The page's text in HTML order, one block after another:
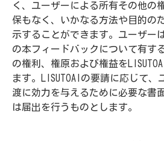
く、ユーザーによる所有その他の
保もなく、いかなる方法や目的の
示することができます。ユーザー
の本フィードバックについて有す
の権利、権原および権益を
ます。LISUTOAIの要請に応じて、
渡に効力を与えるために必要な書
は届出を行うものとします。